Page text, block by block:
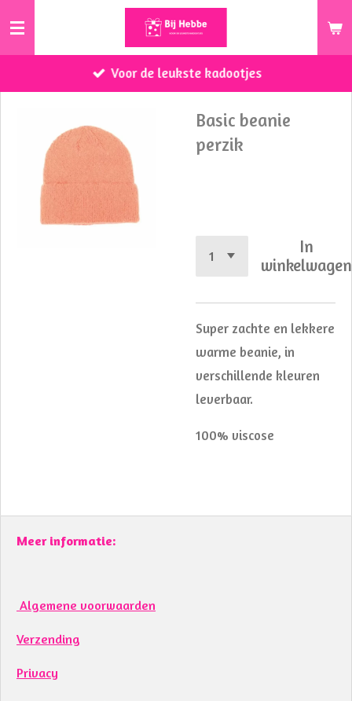
Ga
de
Voor de leukste kadootjes
Basic beanie
perzik
In
winkelwagen
Super zachte en lekkere
warme beanie, in
verschillende kleuren
leverbaar.
100% viscose
Meer informatie:
Algemene voorwaarden
Verzending
Privacy